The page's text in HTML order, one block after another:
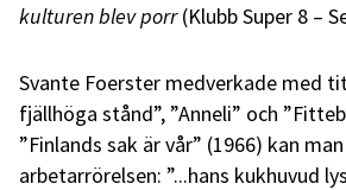
kulturen blev porr(Klubb Super 8 –
Svante Foerster medverkade med
fjällhöga stånd”, ”Anneli” och
”Finlands sak är vår” (1966) kan
arbetarrörelsen: ”...hans kukhuvud